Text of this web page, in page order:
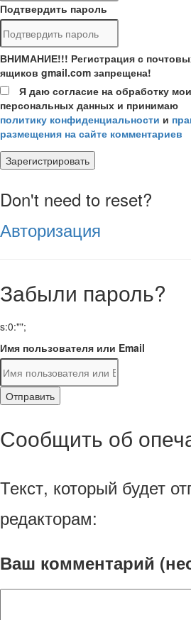
Подтвердить пароль
ВНИМАНИЕ!!! Регистрация с
ящиков gmail.com запрещена!
Я даю согласие на обработку
персональных данных и принимаю
политику конфиденциальности и
размещения на сайте комментариев
Зарегистрировать
Don't need to reset?
Авторизация
Забыли пароль?
s:0:"";
Имя пользователя или Email
Отправить
Сообщить об
Текст, который будет
редакторам:
Ваш комментарий